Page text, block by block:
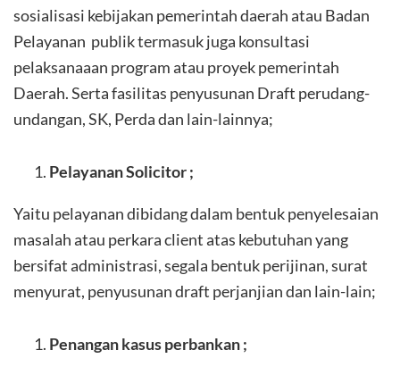
sosialisasi kebijakan pemerintah daerah atau Badan
Pelayanan publik termasuk juga konsultasi
pelaksanaaan program atau proyek pemerintah
Daerah. Serta fasilitas penyusunan Draft perudang-
undangan, SK, Perda dan lain-lainnya;
Pelayanan Solicitor ;
Yaitu pelayanan dibidang dalam bentuk penyelesaian
masalah atau perkara client atas kebutuhan yang
bersifat administrasi, segala bentuk perijinan, surat
menyurat, penyusunan draft perjanjian dan lain-lain;
Penangan kasus perbankan ;